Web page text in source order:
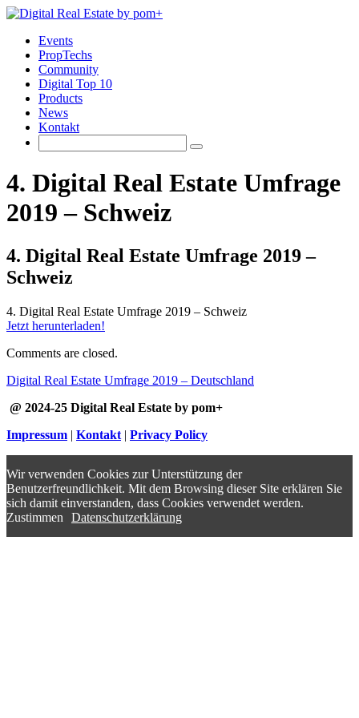
Events
PropTechs
Community
Digital Top 10
Products
News
Kontakt
4. Digital Real Estate Umfrage
2019 – Schweiz
4. Digital Real Estate Umfrage 2019 –
Schweiz
4. Digital Real Estate Umfrage 2019 – Schweiz
Jetzt herunterladen!
Comments are closed.
Digital Real Estate Umfrage 2019 – Deutschland
@ 2024-25 Digital Real Estate by pom+
Impressum | Kontakt | Privacy Policy
Wir verwenden Cookies zur Unterstützung der
Benutzerfreundlichkeit. Mit dem Browsing dieser Site erklären Sie
sich damit einverstanden, dass Cookies verwendet werden.
Zustimmen
Datenschutzerklärung